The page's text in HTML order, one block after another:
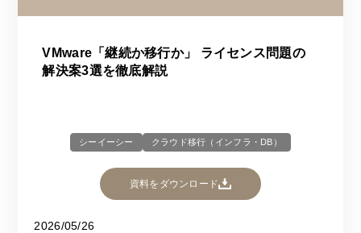
VMware「継続か移行か」 ライセンス問題の
解決案3選を徹底解説
シーイーシー クラウド移行（インフラ・DB）
資料をダウンロード
2026/05/26